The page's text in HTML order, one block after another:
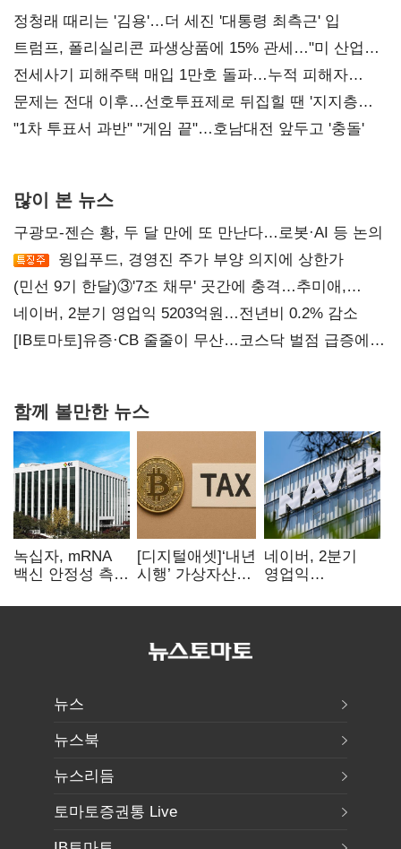
정청래 때리는 '김용'…더 세진 '대통령 최측근' 입
트럼프, 폴리실리콘 파생상품에 15% 관세…"미 산업
재건"
전세사기 피해주택 매입 1만호 돌파…누적 피해자
4만278명
문제는 전대 이후…선호투표제로 뒤집힐 땐 '지지층
불복'
"1차 투표서 과반" "게임 끝"…호남대전 앞두고 '충돌'
많이 본 뉴스
구광모-젠슨 황, 두 달 만에 또 만난다…로봇·AI 등 논의
윙입푸드, 경영진 주가 부양 의지에 상한가
(민선 9기 한달)③'7조 채무' 곳간에 충격…추미애,
20년만에 '비상재정' 선언 승부수
네이버, 2분기 영업익 5203억원…전년비 0.2% 감소
[IB토마토]유증·CB 줄줄이 무산…코스닥 벌점 급증에
함께 볼만한 뉴스
녹십자, mRNA
백신 안정성 측정
[디지털애셋]‘내년
시행’ 가상자산
문턱 넘을까
네이버, 2분기
영업익
전년비 0.2%
뉴스
뉴스북
뉴스리듬
토마토증권통 Live